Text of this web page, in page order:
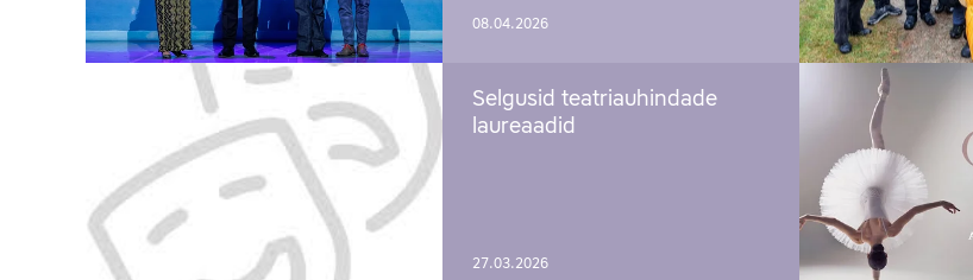
08.04.2026
Selgusid teatriauhindade
laureaadid
27.03.2026